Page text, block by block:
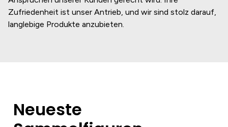
Zufriedenheit ist unser Antrieb, und wir sind stolz darauf,
langlebige Produkte anzubieten.
Neueste